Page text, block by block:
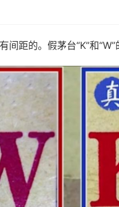
间距的。假茅台“K”和“W”